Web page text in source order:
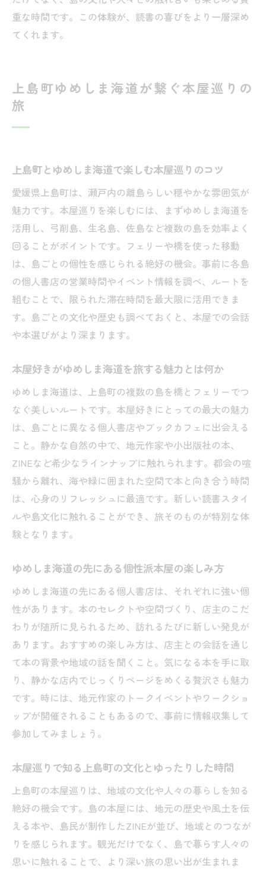
ート紹介
本屋を巡りながら感じる上島町の自然と人
み方
ゆめしま海道で広がる本屋とカフェの出会
島時間と本が織りなす癒やしの空間案内
島本屋で味わう静かな癒やしと贅沢な読書
時間
本屋とカフェで感じる島時間の心地よさを
深堀り
離島の本屋で過ごすスローなひととき体験
談
愛媛の本屋で日常から解放されるリラック
本屋好きが推薦する島の癒やし空間の歩き
方
カフェと本屋で生まれる島の温かい交流を
紹介
個性豊かな本屋で感じる愛媛の文化と出会い
愛媛本屋から紡がれる島文化と本の深い関
わり
本屋巡りで出会う島の伝統や現代の息吹を
知る
に注目
愛媛独立系書店で味わう本の多様性と新た
な発見
本屋とカフェで語らう人と地域のストーリ
ー紹介
島の本屋で体験する愛媛ならではの出会い
と感動
重な時間です。この体験が、読書の喜びをより一層深め
てくれます。
上島町ゆめしま海道が繋ぐ本屋巡りの
旅
上島町とゆめしま海道で楽しむ本屋巡りのコツ
愛媛県上島町は、瀬戸内の離島らしい穏やかな雰囲気が
魅力です。本屋巡りを楽しむには、まずゆめしま海道を
活用し、弓削島、生名島、佐島など複数の島を効率よく
回ることがポイントです。フェリーや橋を使った移動
は、島ごとの個性を感じられる絶好の機会。事前に各島
の個人書店の営業時間やイベント情報を調べ、ルートを
組むことで、限られた滞在時間を最大限に活用できま
す。島ごとの文化や歴史も調べておくと、本屋での会話
や本選びがより深まります。
本屋好きがゆめしま海道を旅する魅力とは何か
ゆめしま海道は、上島町の複数の島を橋とフェリーでつ
なぐ美しいルートです。本屋好きにとっての最大の魅力
は、島ごとに異なる個人書店やブックカフェに出会える
こと。静かな自然の中で、地元作家や小出版社の本、
ZINEなど希少なラインナップに触れられます。都会の喧
騒から離れ、海や緑に囲まれた空間で本と向き合う時間
は、心身のリフレッシュに最適です。新しい読書スタイ
ルや島文化に触れることができ、旅そのものが特別な体
験となります。
ゆめしま海道の先にある個性派本屋の楽しみ方
ゆめしま海道の先にある個人書店は、それぞれに強い個
性があります。本のセレクトや空間づくり、店主のこだ
わりが随所に見られるため、訪れるたびに新しい発見が
あります。おすすめの楽しみ方は、店主との会話を通じ
て本の背景や地域の話を聞くこと。気になる本を手に取
り、静かな店内でじっくりページをめくる贅沢さも魅力
です。時には、地元作家のトークイベントやワークショ
ップが開催されることもあるので、事前に情報収集して
参加してみましょう。
本屋巡りで知る上島町の文化とゆったりした時間
上島町の本屋巡りは、地域の文化や人々の暮らしを知る
絶好の機会です。島の本屋には、地元の歴史や風土を伝
える本や、島民が制作したZINEが並び、地域とのつなが
りを感じられます。観光だけでなく、島で暮らす人々の
思いに触れることで、より深い旅の思い出が生まれま